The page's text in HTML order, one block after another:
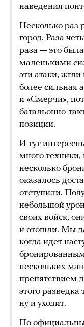
наведения
Несколько раз
город. Раза
раза — это
маленькими
эти атаки,
более сильная
и «Смерчи»,
батальонно-
позиции.
И тут
много техники,
несколько
оказалось
отступили.
небольшой
своих войск,
и отошли. Мы
когда идет
нескольких
препятствием
этого
ну и уходит.
По